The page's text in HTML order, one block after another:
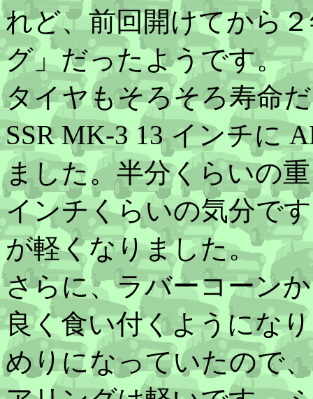
れど、前回開けてから
グ」だったようです。
タイヤもそろそろ寿命
SSR MK-3 13 インチに
ました。半分くらいの
インチくらいの気分で
が軽くなりました。
さらに、ラバーコーン
良く食い付くようにな
めりになっていたので